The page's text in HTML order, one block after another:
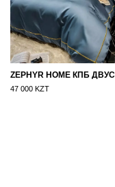
47 000 KZT